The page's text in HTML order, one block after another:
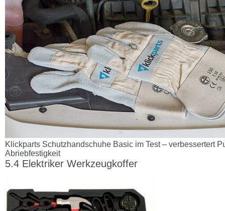
Klickparts Schutzhandschuhe Basic im Test – verbessertert
Abriebfestigkeit
Elektriker Werkzeugkoffer